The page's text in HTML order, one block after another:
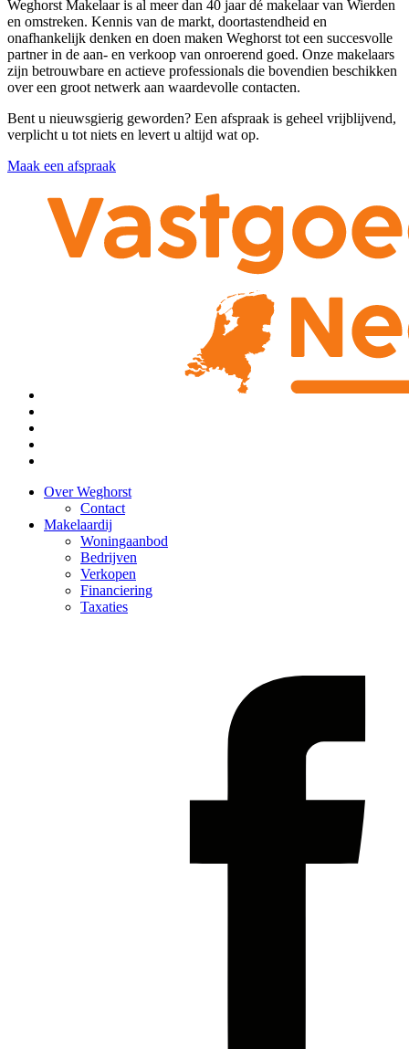
Weghorst Makelaar is al meer dan 40 jaar dé makelaar van Wierden
en omstreken. Kennis van de markt, doortastendheid en
onafhankelijk denken en doen maken Weghorst tot een succesvolle
partner in de aan- en verkoop van onroerend goed. Onze makelaars
zijn betrouwbare en actieve professionals die bovendien beschikken
over een groot netwerk aan waardevolle contacten.
Bent u nieuwsgierig geworden? Een afspraak is geheel vrijblijvend,
verplicht u tot niets en levert u altijd wat op.
Maak een afspraak
Over Weghorst
Contact
Makelaardij
Woningaanbod
Bedrijven
Verkopen
Financiering
Taxaties